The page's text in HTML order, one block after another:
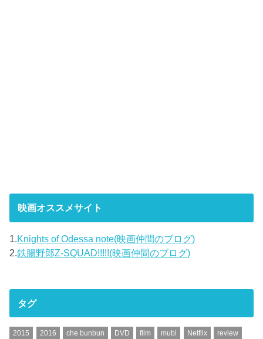
映画オススメサイト
1.Knights of Odessa note(映画仲間のブログ)
2.鉄腸野郎Z-SQUAD!!!!!(映画仲間のブログ)
タグ
2015 2016 che bunbun DVD film mubi Netflix
review